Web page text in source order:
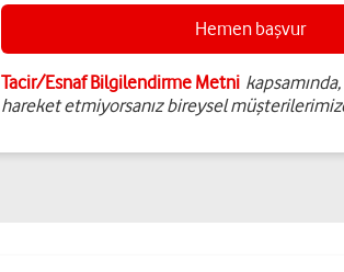
Tacir/Esnaf Bilgilendirme Metni
hareket etmiyorsanız bireysel